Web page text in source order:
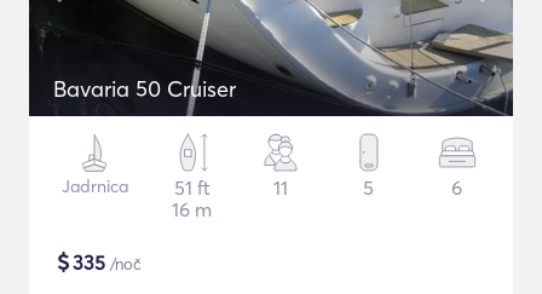
Bavaria 50 Cruiser
Jadrnica
51 ft
16 m
11 5 6
$335 /noč